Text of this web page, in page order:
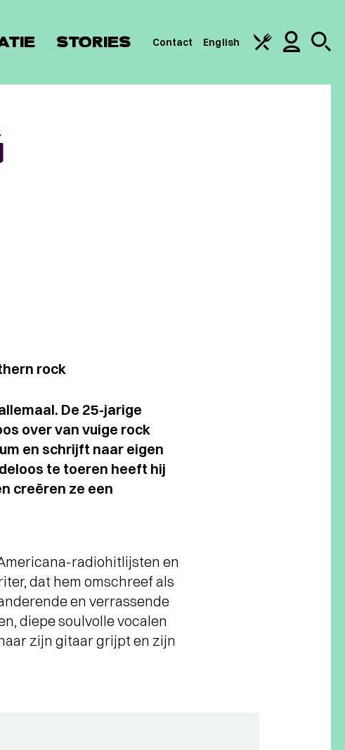
STORIES Contact English
rock
De 25-jarige
over van vuige rock
en schrijft naar eigen
te toeren heeft hij
creëren ze een
radiohitlijsten en
dat hem omschreef als
en verrassende
diepe soulvolle vocalen
zijn gitaar grijpt en zijn